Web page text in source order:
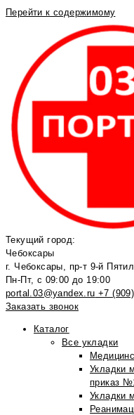
Перейти к содержимому
Текущий город:
Чебоксары
г. Чебоксары, пр-т 9-й
Пн-Пт, с 09:00 до 19:00
portal.03@yandex.ru +7
Заказать звонок
Каталог
Все укладки
Укладки
приказ
Укладки